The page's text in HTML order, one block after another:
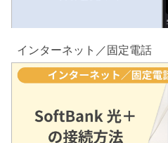
インターネット／固定電話
SoftBank 光・1ギガ
の接続方法